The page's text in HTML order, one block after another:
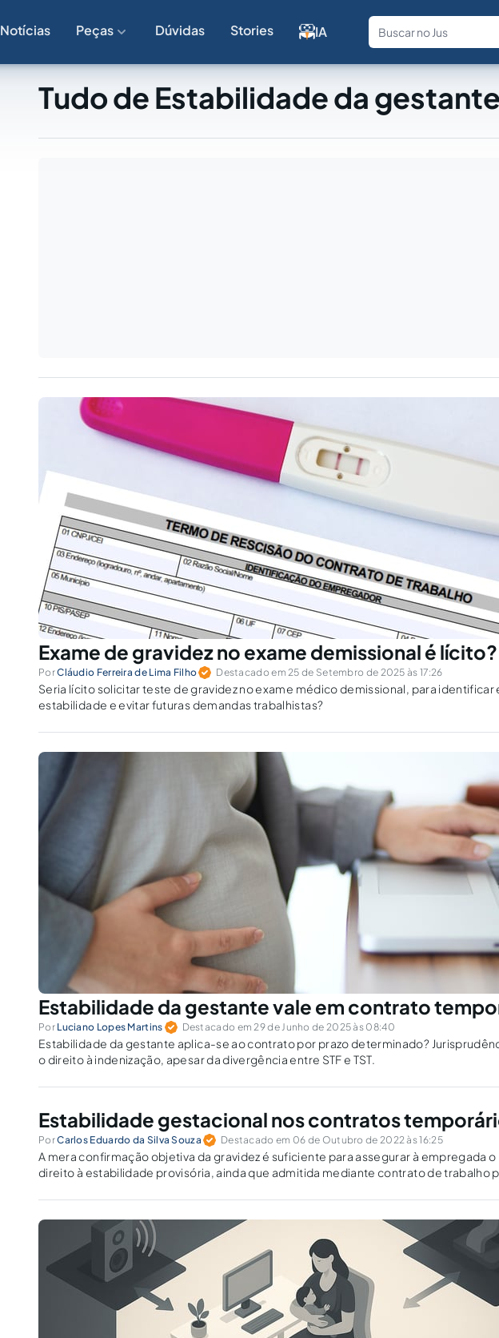
Notícias Peças Dúvidas Stories IA
Fale com
Tudo de Estabilidade da
Exame de gravidez no exame demissional é lícito?
PorCláudio Ferreira de Lima Filho Destacado em 25 de Setembro de 2025 às 17:26
Seria lícito solicitar teste de gravidez no exame médico demissional, para identificar
estabilidade e evitar futuras demandas trabalhistas?
Estabilidade da gestante vale em contrato
Por Luciano Lopes Martins Destacado em 29 de Junho de 2025 às 08:40
Estabilidade da gestante aplica-se ao contrato por prazo determinado?
o direito à indenização, apesar da divergência entre STF e TST.
Estabilidade gestacional nos contratos
PorCarlos Eduardo da Silva Souza Destacado em 06 de Outubro de 2022 às 16:25
A mera confirmação objetiva da gravidez é suficiente para assegurar à empregada o
direito à estabilidade provisória, ainda que admitida mediante contrato de trabalho